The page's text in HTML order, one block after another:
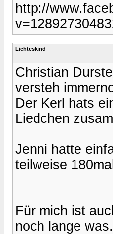
http://
Lichteskind
Christian
versteh
Der Kerl hats
Liedchen
Jenni hatte
teilweise
Für mich ist
noch lange was.